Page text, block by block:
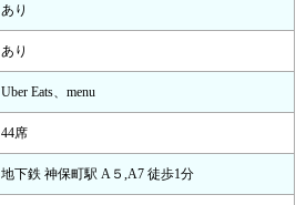
あり
あり
Uber Eats、menu
44席
地下鉄 神保町駅 A５,A7 徒歩1分